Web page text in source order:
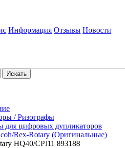
Информация Отзывы Новости
Искать
/ Ризографы
для цифровых дупликаторов
Rex-Rotary (Оригинальные)
HQ40/CPI11 893188